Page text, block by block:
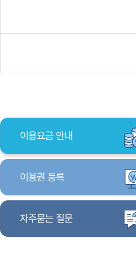
이용요금 안내
이용권 등록
자주묻는 질문